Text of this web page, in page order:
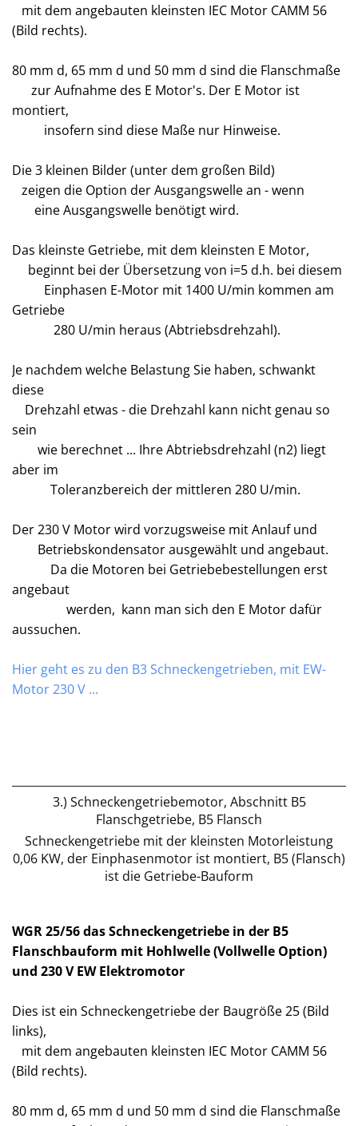
mit dem angebauten kleinsten IEC Motor CAMM 56
(Bild rechts).
80 mm d, 65 mm d und 50 mm d sind die Flanschmaße
zur Aufnahme des E Motor's. Der E Motor ist
montiert,
insofern sind diese Maße nur Hinweise.
Die 3 kleinen Bilder (unter dem großen Bild)
zeigen die Option der Ausgangswelle an - wenn
eine Ausgangswelle benötigt wird.
Das kleinste Getriebe, mit dem kleinsten E Motor,
beginnt bei der Übersetzung von i=5 d.h. bei diesem
Einphasen E-Motor mit 1400 U/min kommen am
Getriebe
280 U/min heraus (Abtriebsdrehzahl).
Je nachdem welche Belastung Sie haben, schwankt
diese
Drehzahl etwas - die Drehzahl kann nicht genau so
sein
wie berechnet ... Ihre Abtriebsdrehzahl (n2) liegt
aber im
Toleranzbereich der mittleren 280 U/min.
Der 230 V Motor wird vorzugsweise mit Anlauf und
Betriebskondensator ausgewählt und angebaut.
Da die Motoren bei Getriebebestellungen erst
angebaut
werden, kann man sich den E Motor dafür
aussuchen.
Hier geht es zu den B3 Schneckengetrieben, mit EW-
Motor 230 V ...
3.) Schneckengetriebemotor, Abschnitt B5
Flanschgetriebe, B5 Flansch
Schneckengetriebe mit der kleinsten Motorleistung
0,06 KW, der Einphasenmotor ist montiert, B5 (Flansch)
ist die Getriebe-Bauform
WGR 25/56 das Schneckengetriebe in der B5
Flanschbauform mit Hohlwelle (Vollwelle Option)
und 230 V EW Elektromotor
Dies ist ein Schneckengetriebe der Baugröße 25 (Bild
links),
mit dem angebauten kleinsten IEC Motor CAMM 56
(Bild rechts).
80 mm d, 65 mm d und 50 mm d sind die Flanschmaße